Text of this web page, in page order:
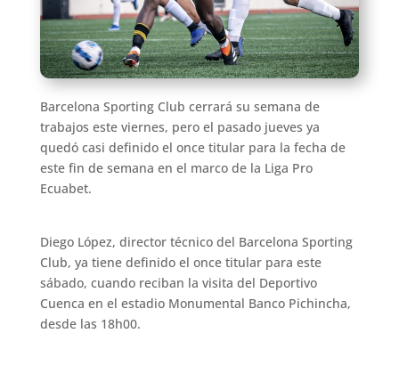
Barcelona Sporting Club cerrará su semana de
trabajos este viernes, pero el pasado jueves ya
quedó casi definido el once titular para la fecha de
este fin de semana en el marco de la Liga Pro
Ecuabet.
Diego López, director técnico del Barcelona Sporting
Club, ya tiene definido el once titular para este
sábado, cuando reciban la visita del Deportivo
Cuenca en el estadio Monumental Banco Pichincha,
desde las 18h00.